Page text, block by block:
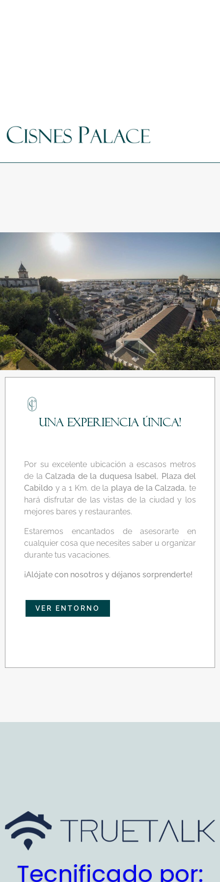
Una experiencia única!
Por su excelente ubicación a escasos metros
de la Calzada de la duquesa Isabel, Plaza del
Cabildo y a 1 Km. de la playa de la Calzada, te
hará disfrutar de las vistas de la ciudad y los
mejores bares y restaurantes.
Estaremos encantados de asesorarte en
cualquier cosa que necesites saber u organizar
durante tus vacaciones.
¡Alójate con nosotros y déjanos sorprenderte!
VER ENTORNO
Tecnificado por: